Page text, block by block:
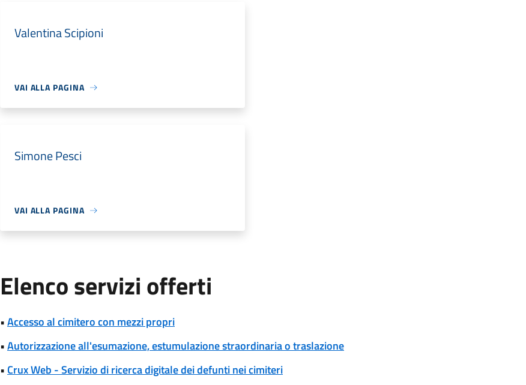
Valentina Scipioni
VAI ALLA PAGINA
Simone Pesci
VAI ALLA PAGINA
Elenco servizi offerti
•Accesso al cimitero con mezzi propri
•Autorizzazione all'esumazione, estumulazione straordinaria o traslazione
• Crux Web - Servizio di ricerca digitale dei defunti nei cimiteri